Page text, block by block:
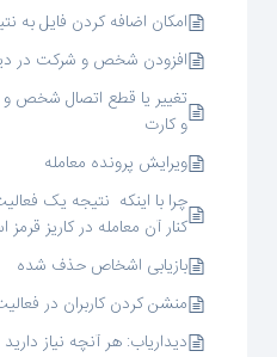
امکان اضافه کردن فایل به
افزودن شخص و شرکت در
تغییر یا قطع اتصال شخص و
و کارت
ویرایش پرونده معامله
چرا با اینکه نتیجه یک
کنار آن معامله در کاریز
بازیابی اشخاص حذف شده
منشن کردن کاربران در
دیداریاب: هر آنچه نیاز